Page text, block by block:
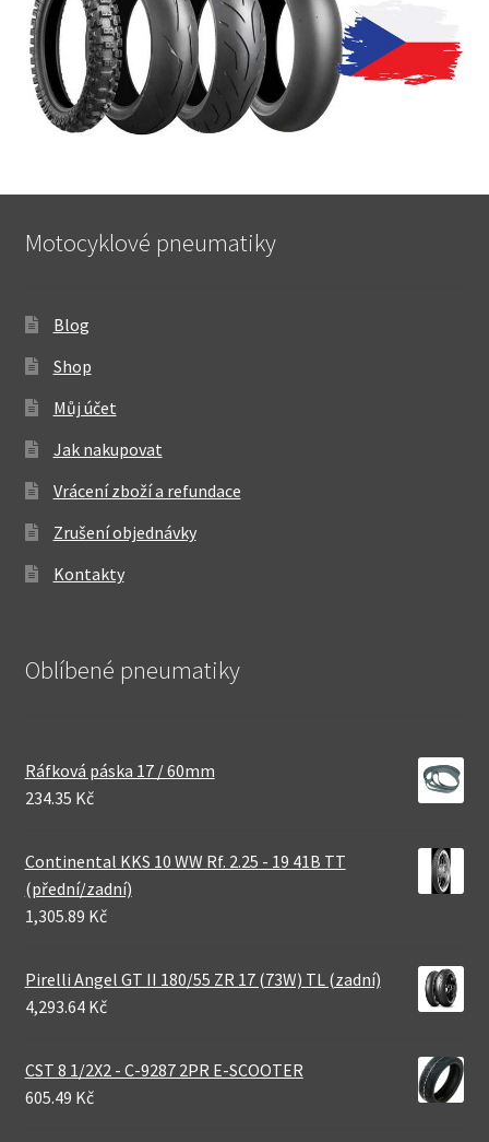
Motocyklové pneumatiky
Blog
Shop
Můj účet
Jak nakupovat
Vrácení zboží a refundace
Zrušení objednávky
Kontakty
Oblíbené pneumatiky
Ráfková páska 17 / 60mm
234.35 Kč
Continental KKS 10 WW Rf. 2.25 - 19 41B TT
(přední/zadní)
1,305.89 Kč
Pirelli Angel GT II 180/55 ZR 17 (73W) TL (zadní)
4,293.64 Kč
CST 8 1/2X2 - C-9287 2PR E-SCOOTER
605.49 Kč